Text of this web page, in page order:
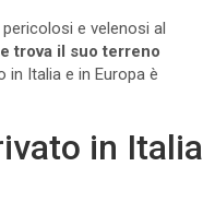
e velenosi al
trova il suo terreno
in Italia e in Europa è
in Italia